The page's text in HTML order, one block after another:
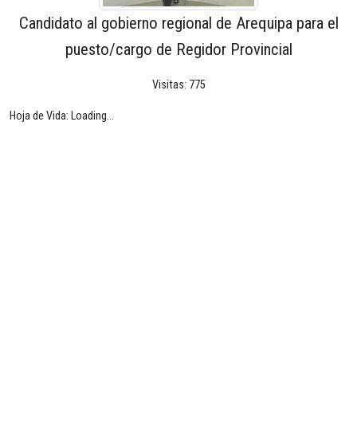
Candidato al gobierno regional de Arequipa para el
puesto/cargo de Regidor Provincial
Visitas: 775
Hoja de Vida: Loading...